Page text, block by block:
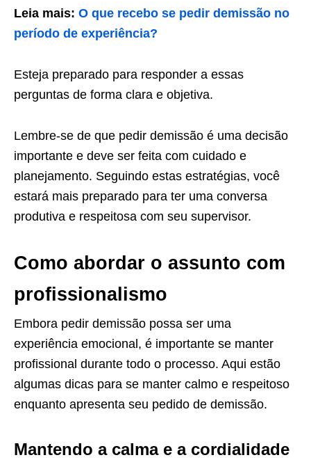
Leia mais: O que recebo se pedir demissão no
período de experiência?
Esteja preparado para responder a essas
perguntas de forma clara e objetiva.
Lembre-se de que pedir demissão é uma decisão
importante e deve ser feita com cuidado e
planejamento. Seguindo estas estratégias, você
estará mais preparado para ter uma conversa
produtiva e respeitosa com seu supervisor.
Como abordar o assunto com
profissionalismo
Embora pedir demissão possa ser uma
experiência emocional, é importante se manter
profissional durante todo o processo. Aqui estão
algumas dicas para se manter calmo e respeitoso
enquanto apresenta seu pedido de demissão.
Mantendo a calma e a cordialidade